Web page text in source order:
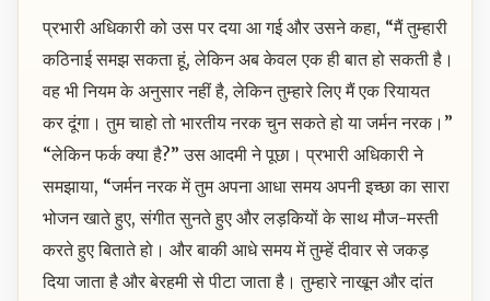
प्रभारी अधिकारी को उस पर दया आ गई और उसने कहा, “मैं तुम्हारी
कठिनाई समझ सकता हूं, लेकिन अब केवल एक ही बात हो सकती है।
वह भी नियम के अनुसार नहीं है, लेकिन तुम्हारे लिए मैं एक रियायत
कर दूंगा। तुम चाहो तो भारतीय नरक चुन सकते हो या जर्मन नरक।”
“लेकिन फर्क क्या है?” उस आदमी ने पूछा। प्रभारी अधिकारी ने
समझाया, “जर्मन नरक में तुम अपना आधा समय अपनी इच्छा का सारा
भोजन खाते हुए, संगीत सुनते हुए और लड़कियों के साथ मौज-मस्ती
करते हुए बिताते हो। और बाकी आधे समय में तुम्हें दीवार से जकड़
दिया जाता है और बेरहमी से पीटा जाता है। तुम्हारे नाखून और दांत